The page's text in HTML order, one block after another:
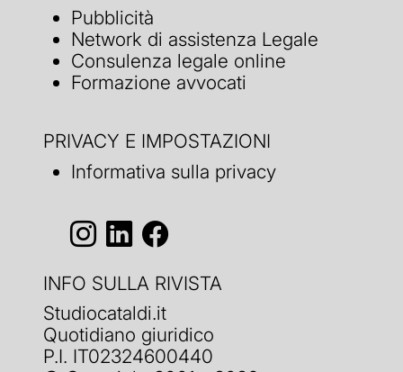
Pubblicità
Network di assistenza Legale
Consulenza legale online
Formazione avvocati
PRIVACY E IMPOSTAZIONI
Informativa sulla privacy
INFO SULLA RIVISTA
Studiocataldi.it
Quotidiano giuridico
P.I. IT02324600440